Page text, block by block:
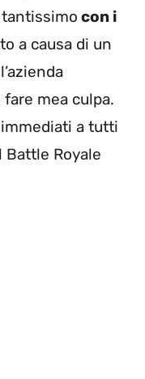
con i
a causa di un
mea culpa.
a tutti
Royale